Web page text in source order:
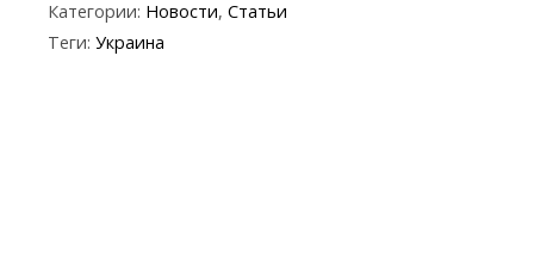
e itt
er
e er at
Категории: Новости, Статьи
Теги: Украина